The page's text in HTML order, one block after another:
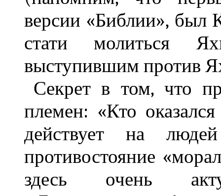
версии «Библии», был
стати молиться
выступившим против
Секрет в том, что
племен: «Кто
действует на
противостояние
здесь очень